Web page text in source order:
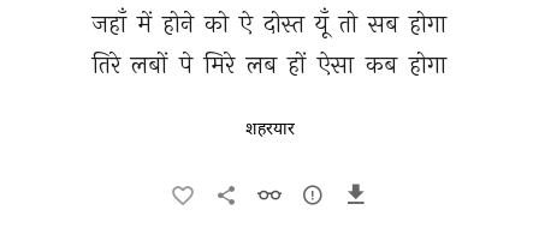
जहाँ में होने को ऐ दोस्त यूँ तो सब होगा
तिरे लबों पे मिरे लब हों ऐसा कब होगा
शहरयार